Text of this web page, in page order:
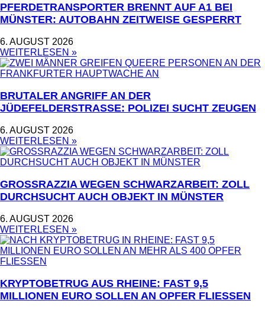
PFERDETRANSPORTER BRENNT AUF A1 BEI
MÜNSTER: AUTOBAHN ZEITWEISE GESPERRT
6. AUGUST 2026
WEITERLESEN »
BRUTALER ANGRIFF AN DER
JÜDEFELDERSTRASSE: POLIZEI SUCHT ZEUGEN
6. AUGUST 2026
WEITERLESEN »
GROSSRAZZIA WEGEN SCHWARZARBEIT: ZOLL D
URCHSUCHT AUCH OBJEKT IN MÜNSTER
6. AUGUST 2026
WEITERLESEN »
KRYPTOBETRUG AUS RHEINE: FAST 9,5
MILLIONEN EURO SOLLEN AN OPFER FLIESSEN